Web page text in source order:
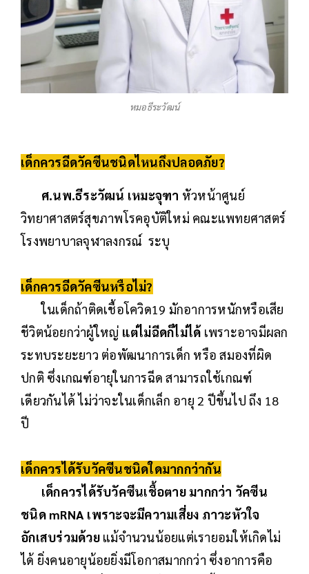
หมอธีระวัฒน์
เด็กควรฉีดวัคซีนชนิดไหนถึงปลอดภัย?
ศ.นพ.ธีระวัฒน์ เหมะจุฑา หัวหน้าศูนย์
วิทยาศาสตร์สุขภาพโรคอุบัติใหม่ คณะแพทยศาสตร์
โรงพยาบาลจุฬาลงกรณ์ ระบุ
เด็กควรฉีดวัคซีนหรือไม่?
ในเด็กถ้าติดเชื้อโควิด19 มักอาการหนักหรือเสีย
ชีวิตน้อยกว่าผู้ใหญ่ แต่ไม่ฉีดก็ไม่ได้ เพราะอาจมีผลก
ระทบระยะยาว ต่อพัฒนาการเด็ก หรือ สมองที่ผิด
ปกติ ซึ่งเกณฑ์อายุในการฉีด สามารถใช้เกณฑ์
เดียวกันได้ ไม่ว่าจะในเด็กเล็ก อายุ 2 ปีขึ้นไป ถึง 18
ปี
เด็กควรได้รับวัคซีนชนิดใดมากกว่ากัน
เด็กควรได้รับวัคซีนเชื้อตาย มากกว่า วัคซีน
ชนิด mRNA เพราะจะมีความเสี่ยง ภาวะหัวใจ
อักเสบร่วมด้วยแม้จำนวนน้อยแต่เรายอมให้เกิดไม่
ได้ ยิ่งคนอายุน้อยยิ่งมีโอกาสมากกว่า ซึ่งอาการคือ